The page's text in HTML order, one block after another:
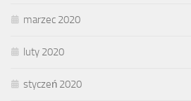
marzec 2020
luty 2020
styczeń 2020